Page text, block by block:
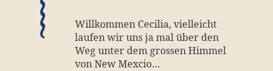
Willkommen Cecilia, vielleicht
laufen wir uns ja mal über den
Weg unter dem grossen Himmel
von New Mexcio…